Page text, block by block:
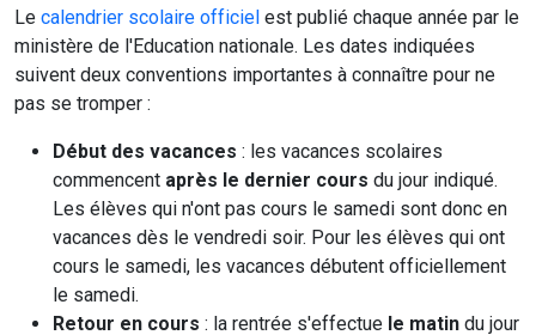
Le calendrier scolaire officiel est publié chaque année par le
ministère de l'Education nationale. Les dates indiquées
suivent deux conventions importantes à connaître pour ne
pas se tromper :
Début des vacances : les vacances scolaires
commencent après le dernier cours du jour indiqué.
Les élèves qui n'ont pas cours le samedi sont donc en
vacances dès le vendredi soir. Pour les élèves qui ont
cours le samedi, les vacances débutent officiellement
le samedi.
Retour en cours : la rentrée s'effectue le matin du jour